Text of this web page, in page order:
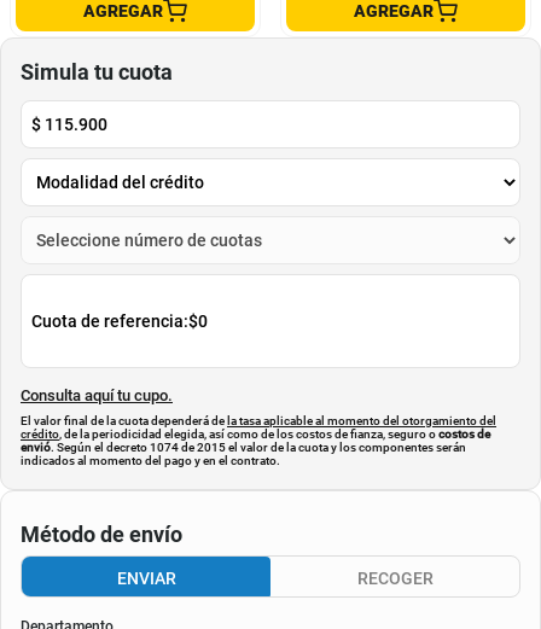
AGREGAR AGREGAR
Simula tu cuota
$ 115.900
Cuota de referencia:$0
Consulta aquí tu cupo.
El valor final de la cuota dependerá de la tasa aplicable al momento del otorgamiento del
crédito , de la periodicidad elegida, así como de los costos de fianza, seguro ocostos de
envió. Según el decreto 1074 de 2015 el valor de la cuota y los componentes serán
indicados al momento del pago y en el contrato.
Método de envío
ENVIAR RECOGER